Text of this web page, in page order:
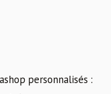
personnalisés :